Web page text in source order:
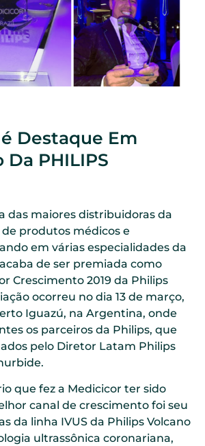
Destaque Em
Da PHILIPS
das maiores distribuidoras da
produtos médicos e
em várias especialidades da
de ser premiada como
Crescimento 2019 da Philips
ocorreu no dia 13 de março,
Iguazú, na Argentina, onde
os parceiros da Philips, que
pelo Diretor Latam Philips
que fez a Medicicor ter sido
canal de crescimento foi seu
da linha IVUS da Philips Volcano
ultrassônica coronariana,